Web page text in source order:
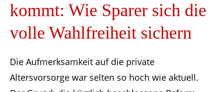
kommt: Wie Sparer sich die
volle Wahlfreiheit sichern
Die Aufmerksamkeit auf die private
Altersvorsorge war selten so hoch wie aktuell.